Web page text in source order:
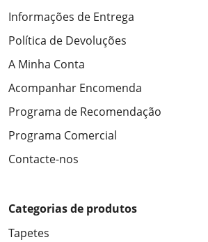
Informações de Entrega
Política de Devoluções
A Minha Conta
Acompanhar Encomenda
Programa de Recomendação
Programa Comercial
Contacte-nos
Categorias de produtos
Tapetes